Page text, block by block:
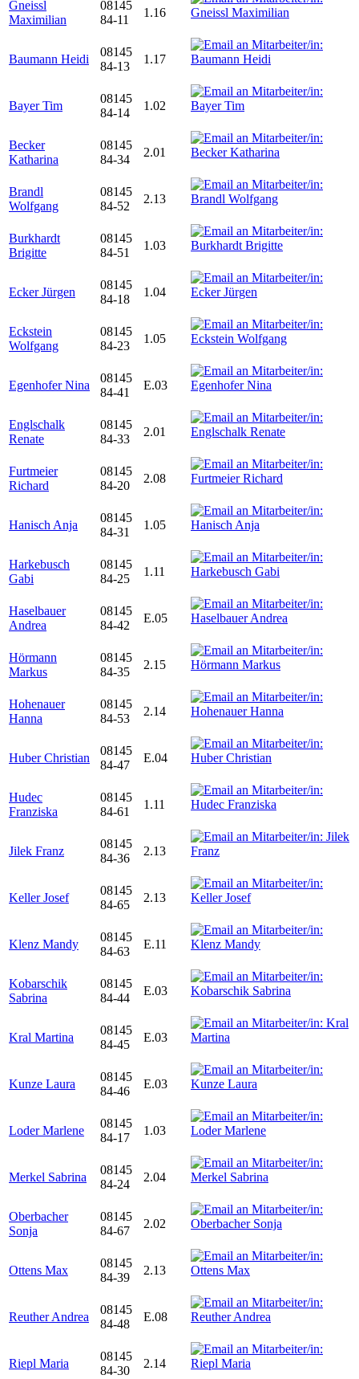
Gneissl
Maximilian
08145
84-11
1.16
Baumann Heidi
08145
84-13
1.17
Bayer Tim
08145
84-14
1.02
Becker
Katharina
08145
84-34
2.01
Brandl
Wolfgang
08145
84-52
2.13
Burkhardt
Brigitte
08145
84-51
1.03
Ecker Jürgen
08145
84-18
1.04
Eckstein
Wolfgang
08145
84-23
1.05
Egenhofer Nina
08145
84-41
E.03
Englschalk
Renate
08145
84-33
2.01
Furtmeier
Richard
08145
84-20
2.08
Hanisch Anja
08145
84-31
1.05
Harkebusch
Gabi
08145
84-25
1.11
Haselbauer
Andrea
08145
84-42
E.05
Hörmann
Markus
08145
84-35
2.15
Hohenauer
Hanna
08145
84-53
2.14
Huber Christian
08145
84-47
E.04
Hudec
Franziska
08145
84-61
1.11
Jilek Franz
08145
84-36
2.13
Keller Josef
08145
84-65
2.13
Klenz Mandy
08145
84-63
E.11
Kobarschik
Sabrina
08145
84-44
E.03
Kral Martina
08145
84-45
E.03
Kunze Laura
08145
84-46
E.03
Loder Marlene
08145
84-17
1.03
Merkel Sabrina
08145
84-24
2.04
Oberbacher
Sonja
08145
84-67
2.02
Ottens Max
08145
84-39
2.13
Reuther Andrea
08145
84-48
E.08
Riepl Maria
08145
84-30
2.14